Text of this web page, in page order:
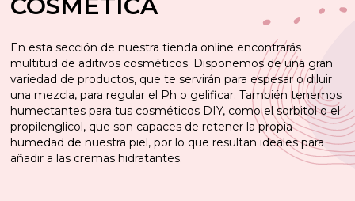
En esta sección de nuestra tienda online encontrarás
multitud de aditivos cosméticos. Disponemos de una gran
variedad de productos, que te servirán para espesar o diluir
una mezcla, para regular el Ph o gelificar. También tenemos
humectantes para tus cosméticos DIY, como el sorbitol o el
propilenglicol, que son capaces de retener la propia
humedad de nuestra piel, por lo que resultan ideales para
añadir a las cremas hidratantes.